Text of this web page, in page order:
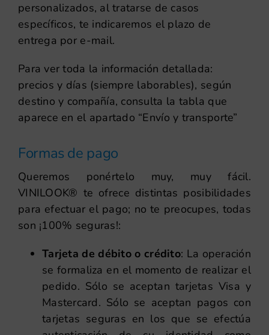
personalizados, al tratarse de casos
específicos, te indicaremos el plazo de
entrega por e-mail.
Para ver toda la información detallada:
precios y días (siempre laborables), según
destino y compañía, consulta la tabla que
aparece en el apartado “Envío y transporte”
Formas de pago
Queremos ponértelo muy, muy fácil.
VINILOOK® te ofrece distintas posibilidades
para efectuar el pago; no te preocupes, todas
son ¡100% seguras!:
Tarjeta de débito o crédito: La operación
se formaliza en el momento de realizar el
pedido. Sólo se aceptan tarjetas Visa y
Mastercard. Sólo se aceptan pagos con
tarjetas seguras en los que se efectúa